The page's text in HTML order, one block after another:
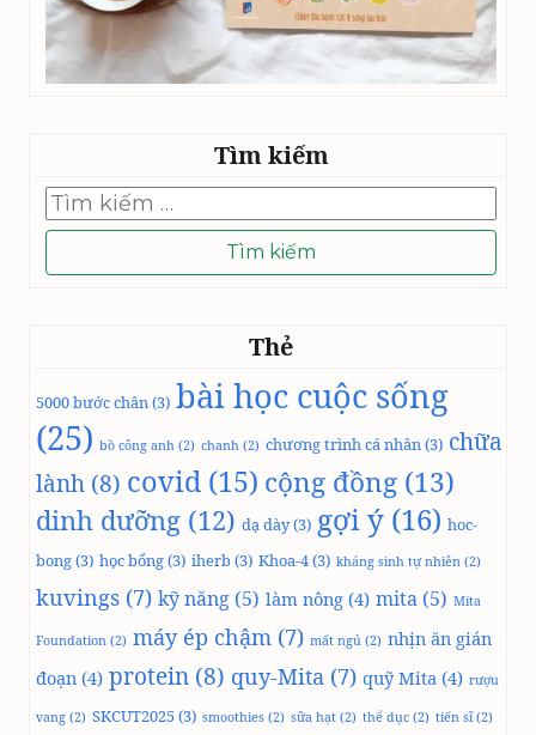
Tìm kiếm
Tìm
kiếm
cho:
Thẻ
5000 bước chân(3) bài học cuộc sống
(25) bồ công anh (2) chanh (2) chương trình cá nhân(3) chữa
lành (8) covid (15) cộng đồng (13)
dinh dưỡng (12) dạ dày(3) gợi ý (16) hoc-
bong(3) học bổng(3) iherb(3) Khoa-4(3) kháng sinh tự nhiên (2)
kuvings (7) kỹ năng (5) làm nông (4) mita (5) Mita
Foundation (2) máy ép chậm (7) mất ngủ (2) nhịn ăn gián
đoạn (4) protein (8) quy-Mita (7) quỹ Mita (4) rượu
vang (2) SKCUT2025(3) smoothies (2) sữa hạt (2) thể dục (2) tiến sĩ(2)